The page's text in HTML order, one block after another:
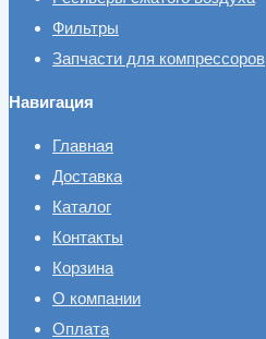
Фильтры
Запчасти для компрессоров
Навигация
Главная
Доставка
Каталог
Контакты
Корзина
О компании
Оплата